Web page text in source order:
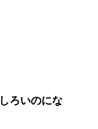
ろいのにな